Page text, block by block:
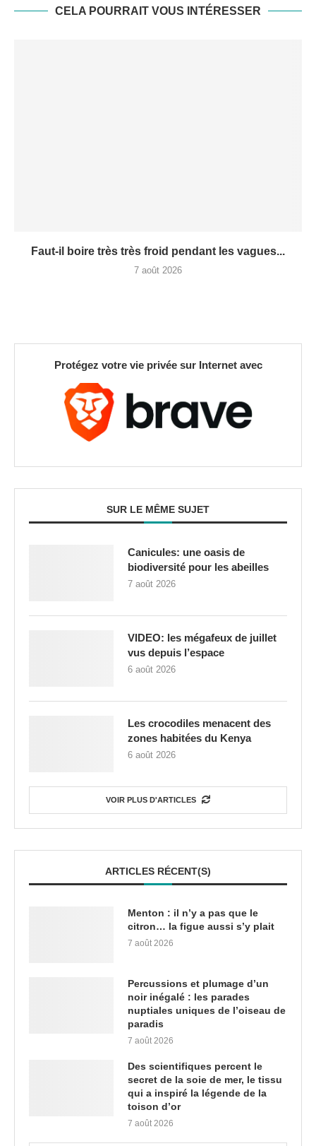
CELA POURRAIT VOUS INTÉRESSER
Faut-il boire très très froid pendant les vagues...
7 août 2026
Protégez votre vie privée sur Internet avec
SUR LE MÊME SUJET
Canicules: une oasis de
biodiversité pour les abeilles
7 août 2026
VIDEO: les mégafeux de juillet
vus depuis l’espace
6 août 2026
Les crocodiles menacent des
zones habitées du Kenya
6 août 2026
VOIR PLUS D'ARTICLES
ARTICLES RÉCENT(S)
Menton : il n’y a pas que le
citron… la figue aussi s’y plait
7 août 2026
Percussions et plumage d’un
noir inégalé : les parades
nuptiales uniques de l’oiseau de
paradis
7 août 2026
Des scientifiques percent le
secret de la soie de mer, le tissu
qui a inspiré la légende de la
toison d’or
7 août 2026